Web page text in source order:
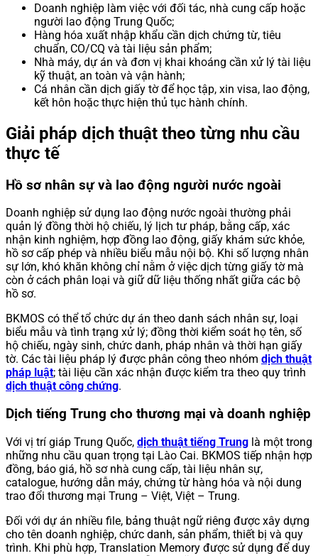
Doanh nghiệp làm việc với đối tác, nhà cung cấp hoặc
người lao động Trung Quốc;
Hàng hóa xuất nhập khẩu cần dịch chứng từ, tiêu
chuẩn, CO/CQ và tài liệu sản phẩm;
Nhà máy, dự án và đơn vị khai khoáng cần xử lý tài liệu
kỹ thuật, an toàn và vận hành;
Cá nhân cần dịch giấy tờ để học tập, xin visa, lao động,
kết hôn hoặc thực hiện thủ tục hành chính.
Giải pháp dịch thuật theo từng nhu cầu
thực tế
Hồ sơ nhân sự và lao động người nước ngoài
Doanh nghiệp sử dụng lao động nước ngoài thường phải
quản lý đồng thời hộ chiếu, lý lịch tư pháp, bằng cấp, xác
nhận kinh nghiệm, hợp đồng lao động, giấy khám sức khỏe,
hồ sơ cấp phép và nhiều biểu mẫu nội bộ. Khi số lượng nhân
sự lớn, khó khăn không chỉ nằm ở việc dịch từng giấy tờ mà
còn ở cách phân loại và giữ dữ liệu thống nhất giữa các bộ
hồ sơ.
BKMOS có thể tổ chức dự án theo danh sách nhân sự, loại
biểu mẫu và tình trạng xử lý; đồng thời kiểm soát họ tên, số
hộ chiếu, ngày sinh, chức danh, pháp nhân và thời hạn giấy
tờ. Các tài liệu pháp lý được phân công theo nhóm dịch thuật
pháp luật; tài liệu cần xác nhận được kiểm tra theo quy trình
dịch thuật công chứng.
Dịch tiếng Trung cho thương mại và doanh nghiệp
Với vị trí giáp Trung Quốc, dịch thuật tiếng Trung là một trong
những nhu cầu quan trọng tại Lào Cai. BKMOS tiếp nhận hợp
đồng, báo giá, hồ sơ nhà cung cấp, tài liệu nhân sự,
catalogue, hướng dẫn máy, chứng từ hàng hóa và nội dung
trao đổi thương mại Trung – Việt, Việt – Trung.
Đối với dự án nhiều file, bảng thuật ngữ riêng được xây dựng
cho tên doanh nghiệp, chức danh, sản phẩm, thiết bị và quy
trình. Khi phù hợp, Translation Memory được sử dụng để duy